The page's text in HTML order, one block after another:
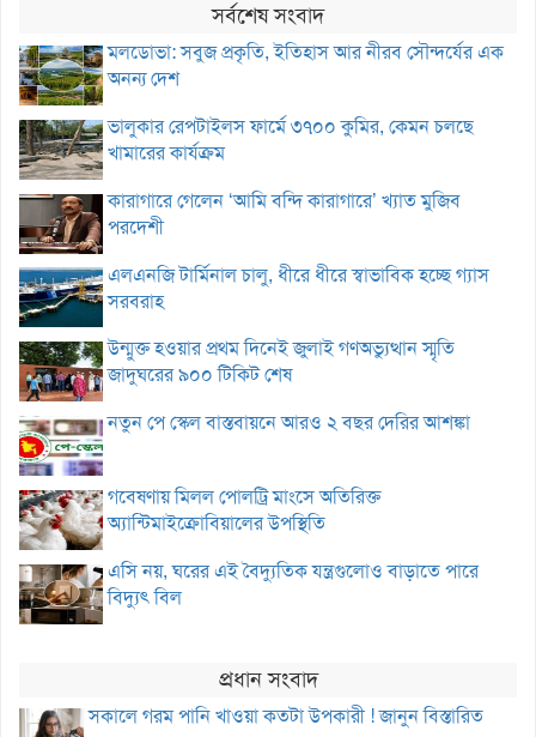
সর্বশেষ সংবাদ
মলডোভা: সবুজ প্রকৃতি, ইতিহাস আর নীরব সৌন্দর্যের এক
অনন্য দেশ
ভালুকার রেপটাইলস ফার্মে ৩৭০০ কুমির, কেমন চলছে
খামারের কার্যক্রম
কারাগারে গেলেন ‘আমি বন্দি কারাগারে’ খ্যাত মুজিব
পরদেশী
এলএনজি টার্মিনাল চালু, ধীরে ধীরে স্বাভাবিক হচ্ছে গ্যাস
সরবরাহ
উন্মুক্ত হওয়ার প্রথম দিনেই জুলাই গণঅভ্যুত্থান স্মৃতি
জাদুঘরের ৯০০ টিকিট শেষ
নতুন পে স্কেল বাস্তবায়নে আরও ২ বছর দেরির আশঙ্কা
গবেষণায় মিলল পোলট্রি মাংসে অতিরিক্ত
অ্যান্টিমাইক্রোবিয়ালের উপস্থিতি
এসি নয়, ঘরের এই বৈদ্যুতিক যন্ত্রগুলোও বাড়াতে পারে
বিদ্যুৎ বিল
প্রধান সংবাদ
সকালে গরম পানি খাওয়া কতটা উপকারী ! জানুন বিস্তারিত